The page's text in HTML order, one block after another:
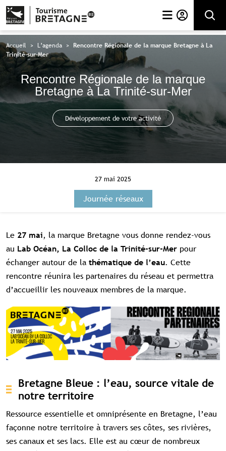
Rechercher
Accueil > L’agenda >
Rencontre Régionale de la marque Bretagne à La
Trinité-sur-Mer
Rencontre Régionale de la marque
Bretagne à La Trinité-sur-Mer
Développement de votre activité
Journée réseaux
27 mai 2025
Le 27 mai, la marque Bretagne vous donne rendez-vous
au Lab Océan, La Colloc de la Trinité-sur-Mer pour
échanger autour de la thématique de l’eau. Cette
rencontre réunira les partenaires du réseau et permettra
d’accueillir les nouveaux membres de la marque.
Bretagne Bleue : l’eau, source vitale de
notre territoire
Ressource essentielle et omniprésente en Bretagne, l’eau
façonne notre territoire à travers ses côtes, ses rivières,
ses canaux et ses lacs. Elle est au cœur de nombreux